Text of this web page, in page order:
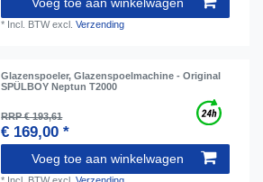
* Incl. BTWexcl.Verzending
Glazenspoeler, Glazenspoelmachine - Original
SPÜLBOY Neptun T2000
RRP € 193,61
€ 169,00 *
Voeg toe aan winkelwagen